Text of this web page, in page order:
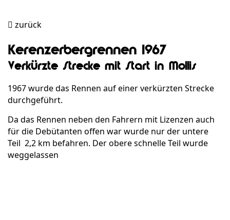
zurück
Kerenzerbergrennen 1967
Verkürzte Strecke mit Start in Mollis
1967 wurde das Rennen auf einer verkürzten Strecke
durchgeführt.
Da das Rennen neben den Fahrern mit Lizenzen auch
für die Debütanten offen war wurde nur der untere
Teil 2,2 km befahren. Der obere schnelle Teil wurde
weggelassen